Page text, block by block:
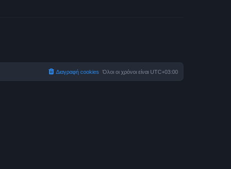
Όλοι οι χρόνοι είναι UTC+03:00
Διαγραφή cookies